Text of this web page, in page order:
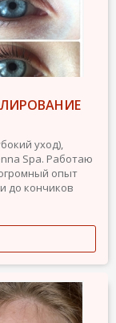
уход),
Spa. Работаю
опыт
до кончиков